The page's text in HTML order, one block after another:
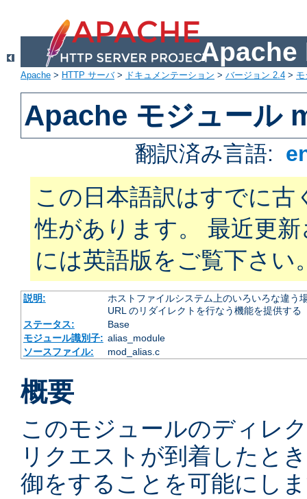
Apache
Apache > HTTP サーバ> ドキュメンテーション > バージョン 2.4 >
Apache モジュール
翻訳済み言語:
この日本語訳はすでに古
性があります。 最近更
には英語版をご覧下さい
説明:
ホストファイルシステム上のいろいろな違う
URL のリダイレクトを行なう機能を提供する
ステータス:
Base
モジュール識別子: alias_module
ソースファイル:
mod_alias.c
概要
このモジュールのディレ
リクエストが到着したと
御をすることを可能にし